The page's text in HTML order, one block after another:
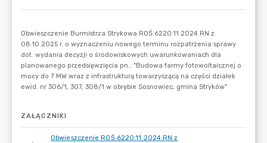
ZAŁĄCZNIKI
Obwieszczenie ROŚ.6220.11.2024.RN z